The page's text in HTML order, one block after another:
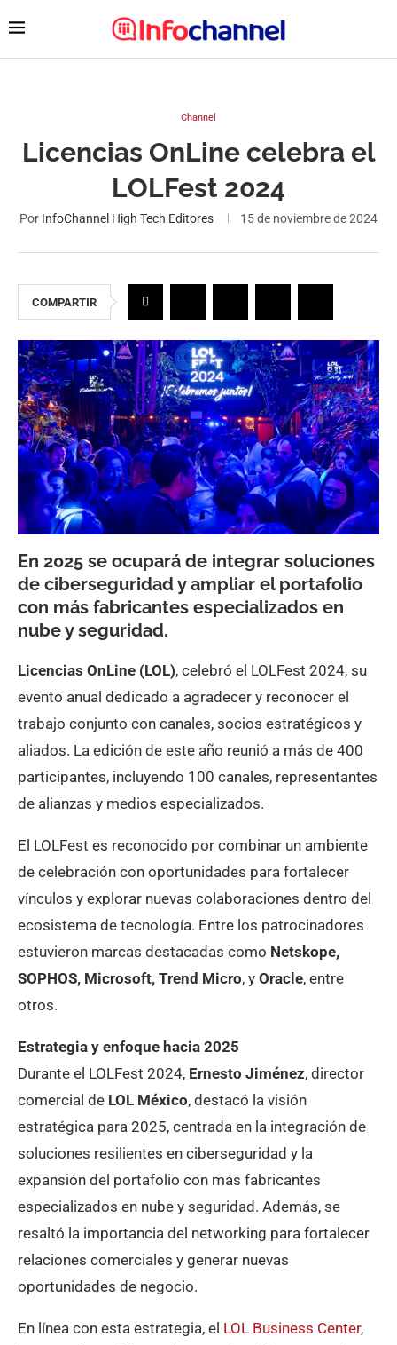
Channel
Licencias OnLine celebra el
LOLFest 2024
Por InfoChannel High Tech Editores 15 de noviembre de 2024
COMPARTIR
En 2025 se ocupará de integrar soluciones
de ciberseguridad y ampliar el portafolio
con más fabricantes especializados en
nube y seguridad.
Licencias OnLine (LOL), celebró el LOLFest 2024, su
evento anual dedicado a agradecer y reconocer el
trabajo conjunto con canales, socios estratégicos y
aliados. La edición de este año reunió a más de 400
participantes, incluyendo 100 canales, representantes
de alianzas y medios especializados.
El LOLFest es reconocido por combinar un ambiente
de celebración con oportunidades para fortalecer
vínculos y explorar nuevas colaboraciones dentro del
ecosistema de tecnología. Entre los patrocinadores
estuvieron marcas destacadas como Netskope,
SOPHOS, Microsoft, Trend Micro, y Oracle, entre
otros.
Estrategia y enfoque hacia 2025
Durante el LOLFest 2024, Ernesto Jiménez, director
comercial de LOL México, destacó la visión
estratégica para 2025, centrada en la integración de
soluciones resilientes en ciberseguridad y la
expansión del portafolio con más fabricantes
especializados en nube y seguridad. Además, se
resaltó la importancia del networking para fortalecer
relaciones comerciales y generar nuevas
oportunidades de negocio.
En línea con esta estrategia, el LOL Business Center,